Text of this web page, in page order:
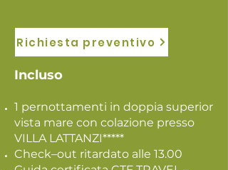
Incluso
1 pernottamenti in doppia superior
vista mare con colazione presso
VILLA LATTANZI*****
Check–out ritardato alle 13.00
Richiesta preventivo